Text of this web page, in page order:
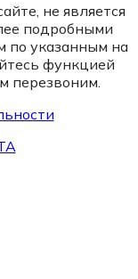
не является
подробными
по указанным на
функцией
перезвоним.